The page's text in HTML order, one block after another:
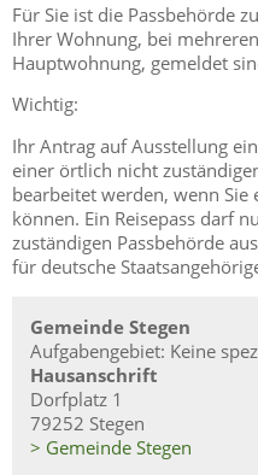
Für Sie ist die Passbehörde
Ihrer Wohnung, bei
Hauptwohnung, gemeldet
Wichtig:
Ihr Antrag auf Ausstellung
einer örtlich nicht
bearbeitet werden, wenn
können. Ein Reisepass darf
zuständigen Passbehörde
für deutsche
Gemeinde Stegen
Aufgabengebiet: Keine
Hausanschrift
Dorfplatz 1
79252 Stegen
> Gemeinde Stegen